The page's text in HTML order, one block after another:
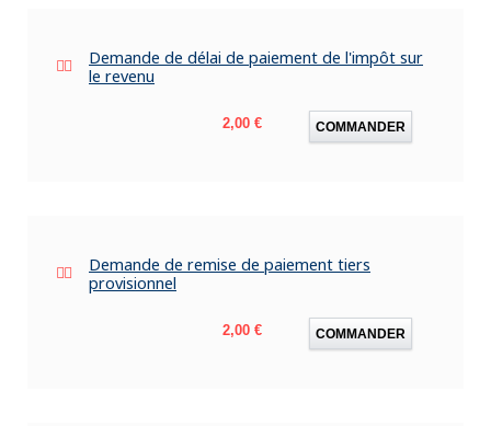
Demande de délai de paiement de l'impôt sur
le revenu
Prix
2,00 € COMMANDER
Demande de remise de paiement tiers
provisionnel
Prix
2,00 € COMMANDER